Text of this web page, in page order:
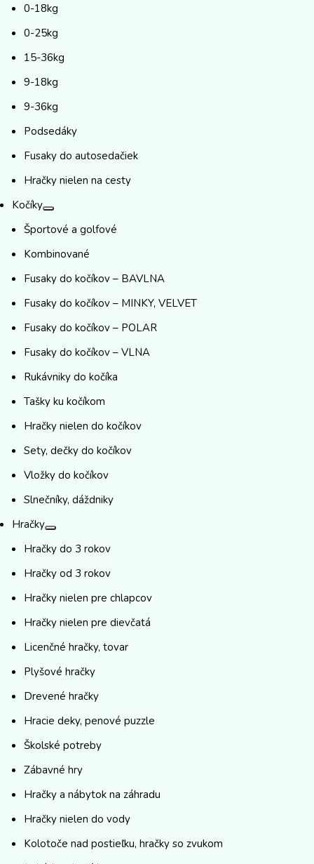
0-18kg
0-25kg
15-36kg
9-18kg
9-36kg
Podsedáky
Fusaky do autosedačiek
Hračky nielen na cesty
Kočíky
Športové a golfové
Kombinované
Fusaky do kočíkov – BAVLNA
Fusaky do kočíkov – MINKY, VELVET
Fusaky do kočíkov – POLAR
Fusaky do kočíkov – VLNA
Rukávniky do kočíka
Tašky ku kočíkom
Hračky nielen do kočíkov
Sety, dečky do kočíkov
Vložky do kočíkov
Slnečníky, dáždniky
Hračky
Hračky do 3 rokov
Hračky od 3 rokov
Hračky nielen pre chlapcov
Hračky nielen pre dievčatá
Licenčné hračky, tovar
Plyšové hračky
Drevené hračky
Hracie deky, penové puzzle
Školské potreby
Zábavné hry
Hračky a nábytok na záhradu
Hračky nielen do vody
Kolotoče nad postieľku, hračky so zvukom